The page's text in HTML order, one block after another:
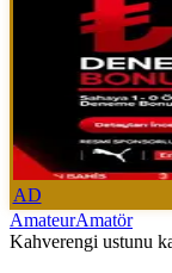
AD
AmateurAmatör
Kahverengi ustunu